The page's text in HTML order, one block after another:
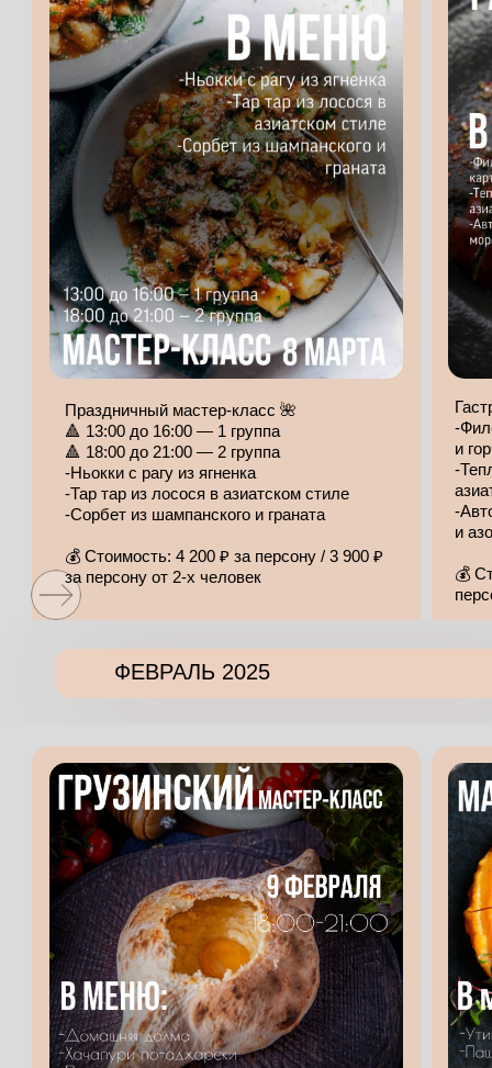
Расписание
мастер классов
-
и
-
-
и
💰
Праздничный мастер-класс 🌺
🔺 13:00 до 16:00 — 1 группа
🔺 18:00 до 21:00 — 2 группа
-Ньокки с рагу из ягненка
-Тар тар из лосося в азиатском стиле
-Сорбет из шампанского и граната
💰 Стоимость: 4 200 ₽ за персону / 3 900 ₽
за персону от 2-х человек
ФЕВРАЛЬ 2025
Расписание
мастер классов